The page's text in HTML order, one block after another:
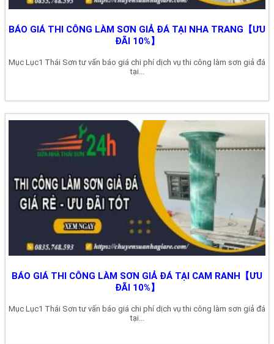
BÁO GIÁ THI CÔNG LÀM SƠN GIẢ ĐÁ TẠI NHA TRANG【ƯU
ĐÃI 10%】
Mục Lục1 Thái Sơn tư vấn báo giá chi phí dịch vụ thi công làm sơn giả đá
tại...
BÁO GIÁ THI CÔNG LÀM SƠN GIẢ ĐÁ TẠI CAM RANH【ƯU
ĐÃI 10%】
Mục Lục1 Thái Sơn tư vấn báo giá chi phí dịch vụ thi công làm sơn giả đá
tại...